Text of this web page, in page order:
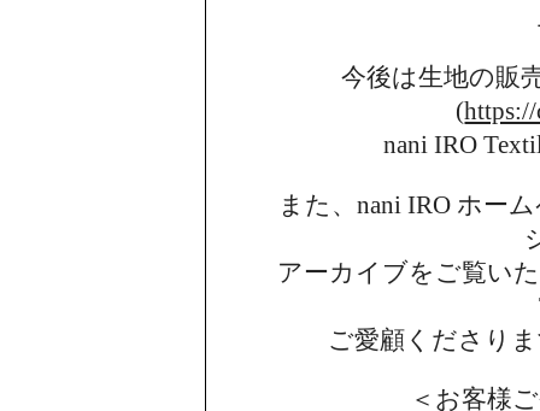
今後は生地の販
(https://
nani IRO
また、nani IRO ホー
アーカイブを ご覧い
ご愛顧くださり
＜お客様